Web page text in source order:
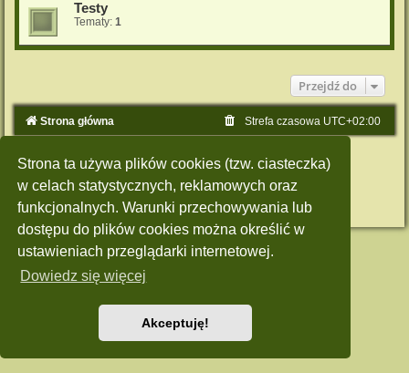
Strona ta używa plików cookies (tzw. ciasteczka)
w celach statystycznych, reklamowych oraz
funkcjonalnych. Warunki przechowywania lub
dostępu do plików cookies można określić w
ustawieniach przeglądarki internetowej.
Dowiedz się więcej
Akceptuję!
Testy
Tematy: 1
Przejdź do
Strona główna Strefa czasowa UTC+02:00
Polski pakiet językowy dostarcza phpBB.pl
Style: Green-Style by Joyce&Luna
phpBB-Style-Design
Zasady ochrony danych osobowych